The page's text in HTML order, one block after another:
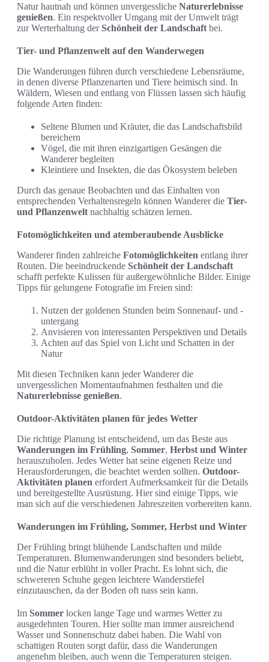
Natur hautnah und können unvergessliche Naturerlebnisse
genießen. Ein respektvoller Umgang mit der Umwelt trägt
zur Werterhaltung derSchönheit der Landschaft bei.
Tier- und Pflanzenwelt auf den Wanderwegen
Die Wanderungen führen durch verschiedene Lebensräume,
in denen diverse Pflanzenarten und Tiere heimisch sind. In
Wäldern, Wiesen und entlang von Flüssen lassen sich häufig
folgende Arten finden:
Seltene Blumen und Kräuter, die das Landschaftsbild
bereichern
Vögel, die mit ihren einzigartigen Gesängen die
Wanderer begleiten
Kleintiere und Insekten, die das Ökosystem beleben
Durch das genaue Beobachten und das Einhalten von
entsprechenden Verhaltensregeln können Wanderer die Tier-
und Pflanzenwelt nachhaltig schätzen lernen.
Fotomöglichkeiten und atemberaubende Ausblicke
Wanderer finden zahlreiche Fotomöglichkeiten entlang ihrer
Routen. Die beeindruckende Schönheit der Landschaft
schafft perfekte Kulissen für außergewöhnliche Bilder. Einige
Tipps für gelungene Fotografie im Freien sind:
Nutzen der goldenen Stunden beim Sonnenauf- und -
untergang
Anvisieren von interessanten Perspektiven und Details
Achten auf das Spiel von Licht und Schatten in der
Natur
Mit diesen Techniken kann jeder Wanderer die
unvergesslichen Momentaufnahmen festhalten und die
Naturerlebnisse genießen.
Outdoor-Aktivitäten planen für jedes Wetter
Die richtige Planung ist entscheidend, um das Beste aus
Wanderungen im Frühling, Sommer, Herbst und Winter
herauszuholen. Jedes Wetter hat seine eigenen Reize und
Herausforderungen, die beachtet werden sollten. Outdoor-
Aktivitäten planen erfordert Aufmerksamkeit für die Details
und bereitgestellte Ausrüstung. Hier sind einige Tipps, wie
man sich auf die verschiedenen Jahreszeiten vorbereiten kann.
Wanderungen im Frühling, Sommer, Herbst und Winter
Der Frühling bringt blühende Landschaften und milde
Temperaturen. Blumenwanderungen sind besonders beliebt,
und die Natur erblüht in voller Pracht. Es lohnt sich, die
schwereren Schuhe gegen leichtere Wanderstiefel
einzutauschen, da der Boden oft nass sein kann.
Im Sommer locken lange Tage und warmes Wetter zu
ausgedehnten Touren. Hier sollte man immer ausreichend
Wasser und Sonnenschutz dabei haben. Die Wahl von
schattigen Routen sorgt dafür, dass die Wanderungen
angenehm bleiben, auch wenn die Temperaturen steigen.